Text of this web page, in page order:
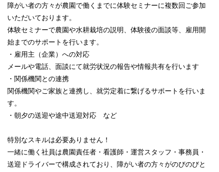
障がい者の方々が農園で働くまでに体験セミナーに複数回ご参加
いただいております。
体験セミナーで農園や水耕栽培の説明、体験後の面談等、雇用開
始までのサポートを行います。
・雇用主（企業）への対応
メールや電話、面談にて就労状況の報告や情報共有を行います
・関係機関との連携
関係機関やご家族と連携し、就労定着に繋げるサポートを行いま
す。
・朝夕の送迎や途中送迎対応 など
特別なスキルは必要ありません！
一緒に働く社員は農園責任者・看護師・運営スタッフ・事務員・
送迎ドライバーで構成されており、障がい者の方々がのびのびと